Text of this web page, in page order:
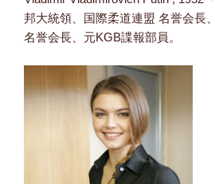
邦大統領、国際柔道連盟 名誉会長
名誉会長、元KGB諜報部員。